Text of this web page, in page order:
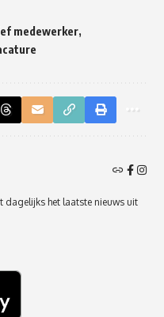
medewerker
dagelijks het laatste nieuws uit